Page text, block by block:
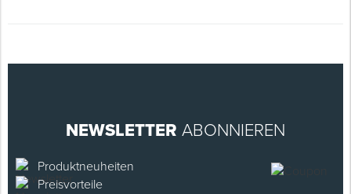
NEWSLETTER ABONNIEREN
Produktneuheiten
Preisvorteile